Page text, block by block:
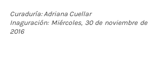
Curaduría: Adriana Cuellar
Inaguración: Miércoles, 30 de noviembre de
2016